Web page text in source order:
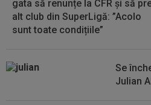
gata să renunțe la CFR și să
alt club din SuperLigă: ”Acolo
sunt toate condițiile”
Se
Julian